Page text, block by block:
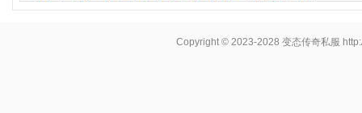
Copyright © 2023-2028变态传奇私服